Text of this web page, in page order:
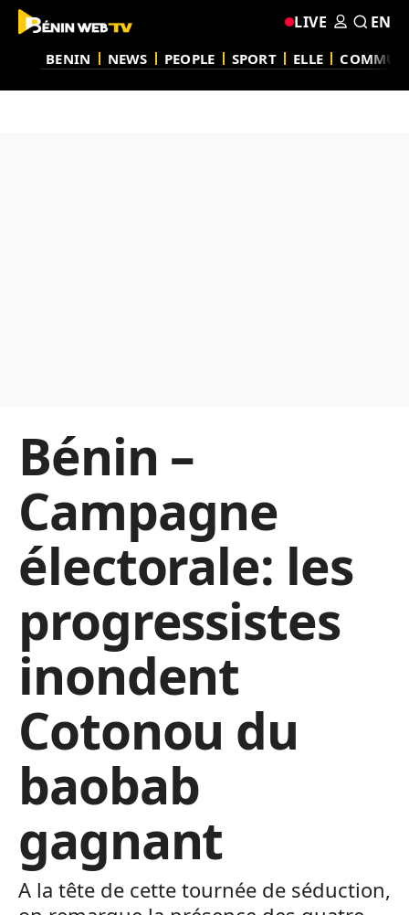
BENIN NEWS PEOPLE SPORT ELLE
LIVE EN
Bénin –
Campagne
électorale: les
progressistes
inondent
Cotonou du
baobab
gagnant
A la tête de cette tournée de séduction,